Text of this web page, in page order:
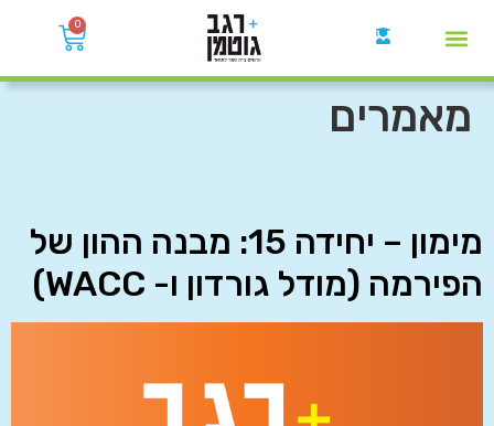
0
מאמרים
מימון – יחידה 15: מבנה ההון של
הפירמה (מודל גורדון ו- WACC)